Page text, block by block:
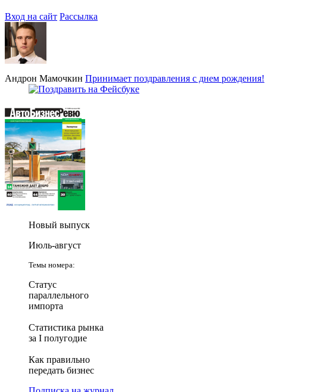
Вход на сайт Рассылка
Андрон Мамочкин Принимает поздравления с днем рождения!
Новый выпуск
Июль-август
Темы номера:
Статус
параллельного
импорта
Статистика рынка
за I полугодие
Как правильно
передать бизнес